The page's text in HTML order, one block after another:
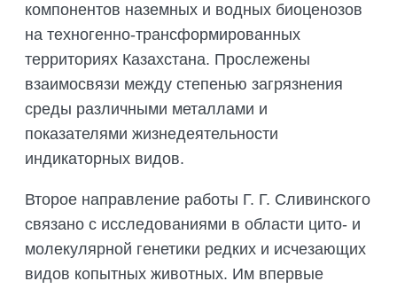
компонентов наземных и водных биоценозов
на техногенно-трансформированных
территориях Казахстана. Прослежены
взаимосвязи между степенью загрязнения
среды различными металлами и
показателями жизнедеятельности
индикаторных видов.
Второе направление работы Г. Г. Сливинского
связано с исследованиями в области цито- и
молекулярной генетики редких и исчезающих
видов копытных животных. Им впервые